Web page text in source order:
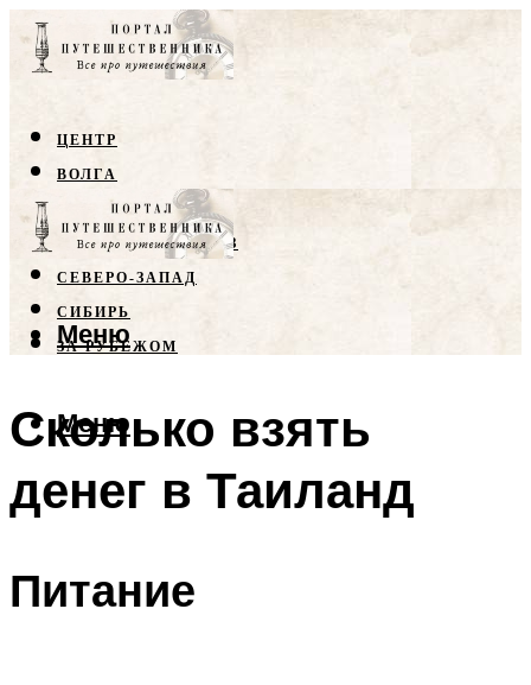
ЦЕНТР
ВОЛГА
КРЫМ
СЕВЕРНЫЙ КАВКАЗ
СЕВЕРО-ЗАПАД
СИБИРЬ
ЗА РУБЕЖОМ
Меню
Меню
Сколько взять
денег в Таиланд
Питание